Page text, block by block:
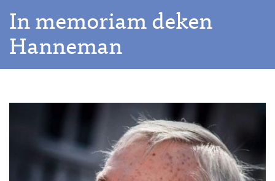
In memoriam deken
Hanneman